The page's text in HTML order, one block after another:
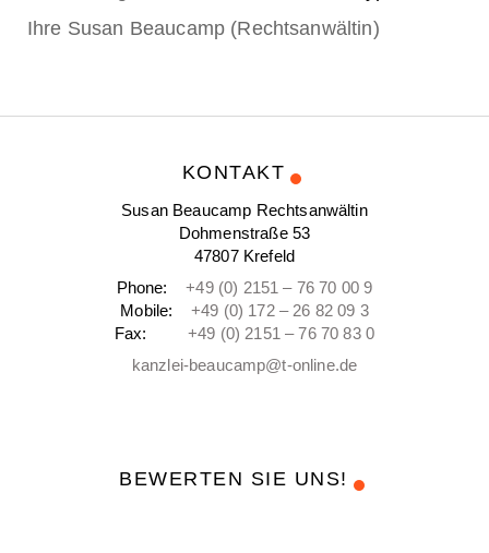
Ihre Susan Beaucamp (Rechtsanwältin)
KONTAKT
Susan Beaucamp Rechtsanwältin
Dohmenstraße 53
47807 Krefeld
Phone:+49 (0) 2151 – 76 70 00 9
Mobile: +49 (0) 172 – 26 82 09 3
Fax:+49 (0) 2151 – 76 70 83 0
kanzlei-beaucamp@t-online.de
BEWERTEN SIE UNS!